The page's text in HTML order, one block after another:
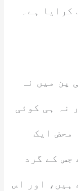
کرایا ہے۔
پن میں نہ
نہ ہی کوئی
محض ایک
جس کے گرد
ہیں، اور اس